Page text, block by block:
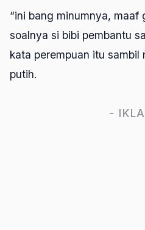
“ini bang minumnya, maaf
soalnya si bibi pembantu
kata perempuan itu sambil
putih.
-